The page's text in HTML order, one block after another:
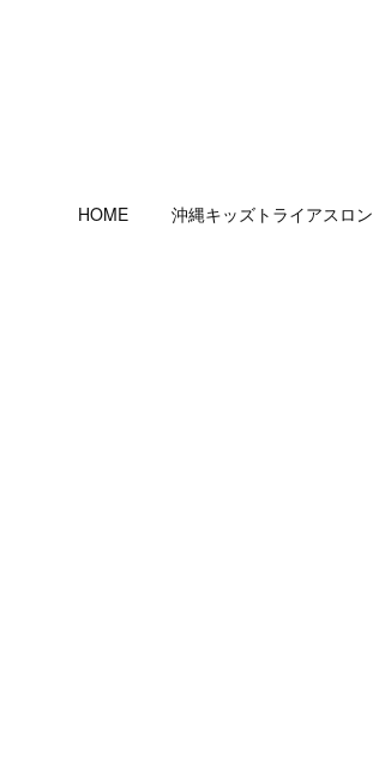
HOME 沖縄キッズトライアスロン